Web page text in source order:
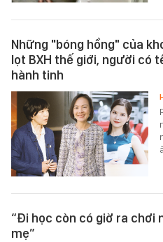
Những "bóng hồng" của
lọt BXH thế giới, người có
hành tinh
“Đi học còn có giờ ra chơi
mẹ”